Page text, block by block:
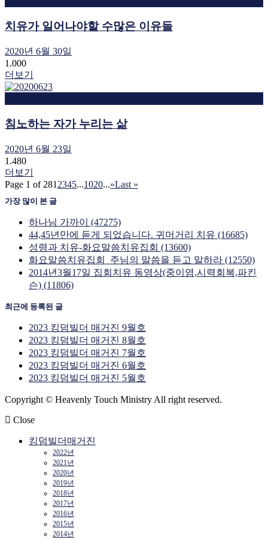
치유가 일어나야할 수많은 이유들
2020년 6월 30일
1.000
더보기
침노하는 자가 누리는 삶
2020년 6월 23일
1.480
더보기
Page 1 of 281 2345...1020...»Last »
가장 많이 본 글
하나님 가까이 (47275)
44,45년만에 듣게 되었습니다. 귀머거리 치유 (16685)
성령과 치유-화요말씀치유집회 (13600)
화요말씀치유집회_주님의 말씀을 듣고 말하라 (12550)
2014년3월17일 집회치유 동영상(중이염,시력회복,파킨
슨) (11806)
최근에 등록된 글
2023 킹덤빌더 매거진 9월호
2023 킹덤빌더 매거진 8월호
2023 킹덤빌더 매거진 7월호
2023 킹덤빌더 매거진 6월호
2023 킹덤빌더 매거진 5월호
Copyright © Heavenly Touch Ministry All right reserved.
Close
킹덤빌더매거진
2022년
2021년
2020년
2019년
2018년
2017년
2016년
2015년
2014년